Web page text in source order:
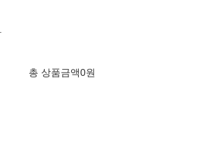
총 상품금액0원